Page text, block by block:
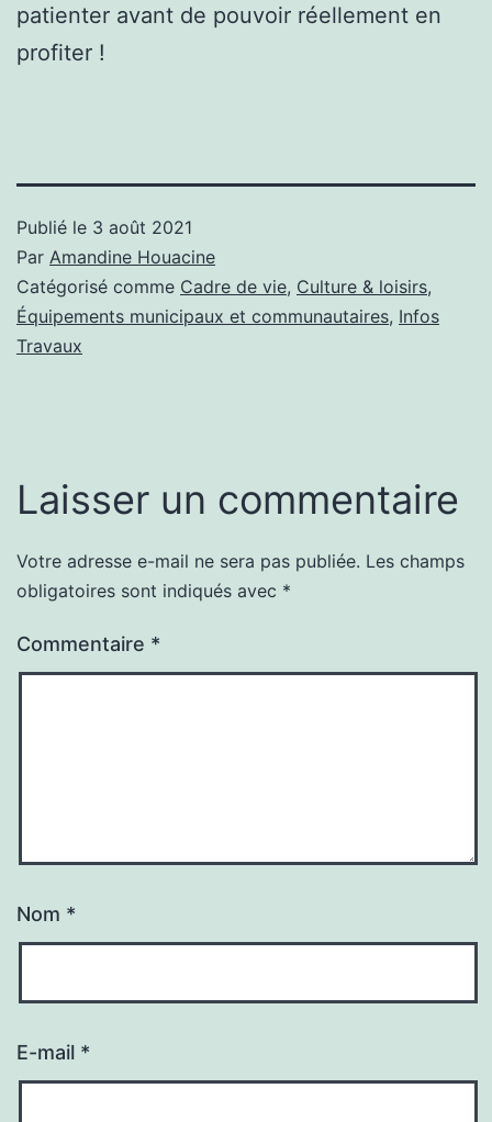
patienter avant de pouvoir réellement en
profiter !
Publié le 3 août 2021
Par Amandine Houacine
Catégorisé comme Cadre de vie, Culture & loisirs,
Équipements municipaux et communautaires, Infos
Travaux
Laisser un commentaire
Votre adresse e-mail ne sera pas publiée. Les champs
obligatoires sont indiqués avec *
Commentaire *
Nom *
E-mail *